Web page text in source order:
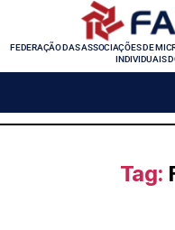
FEDERAÇÃO DAS ASSOCIAÇÕES DE
INDIVIDUAIS
Tag: